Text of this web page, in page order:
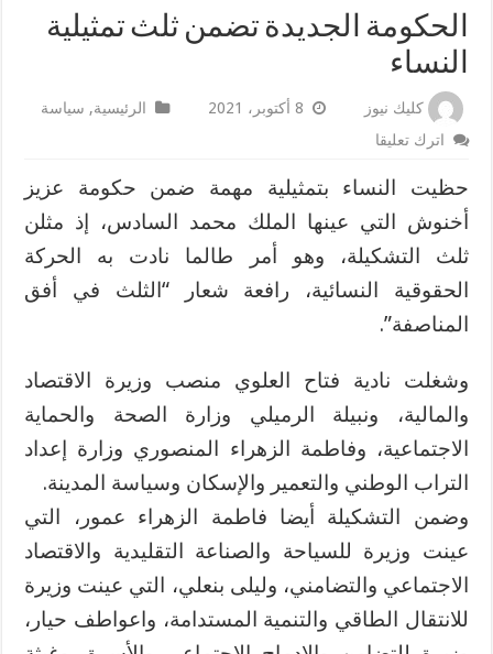
الحكومة الجديدة تضمن ثلث تمثيلية
النساء
كليك نيوز 8 أكتوبر، 2021 الرئيسية, سياسة
اترك تعليقا
حظيت النساء بتمثيلية مهمة ضمن حكومة عزيز
أخنوش التي عينها الملك محمد السادس، إذ مثلن
ثلث التشكيلة، وهو أمر طالما نادت به الحركة
الحقوقية النسائية، رافعة شعار “الثلث في أفق
المناصفة”.
وشغلت نادية فتاح العلوي منصب وزيرة الاقتصاد
والمالية، ونبيلة الرميلي وزارة الصحة والحماية
الاجتماعية، وفاطمة الزهراء المنصوري وزارة إعداد
التراب الوطني والتعمير والإسكان وسياسة المدينة.
وضمن التشكيلة أيضا فاطمة الزهراء عمور، التي
عينت وزيرة للسياحة والصناعة التقليدية والاقتصاد
الاجتماعي والتضامني، وليلى بنعلي، التي عينت وزيرة
للانتقال الطاقي والتنمية المستدامة، واعواطف حيار،